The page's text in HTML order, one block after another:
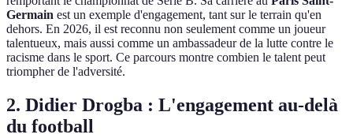
Germain est un exemple d'engagement, tant sur le terrain qu'en
dehors. En 2026, il est reconnu non seulement comme un joueur
talentueux, mais aussi comme un ambassadeur de la lutte contre le
racisme dans le sport. Ce parcours montre combien le talent peut
triompher de l'adversité.
2. Didier Drogba : L'engagement au-delà
du football